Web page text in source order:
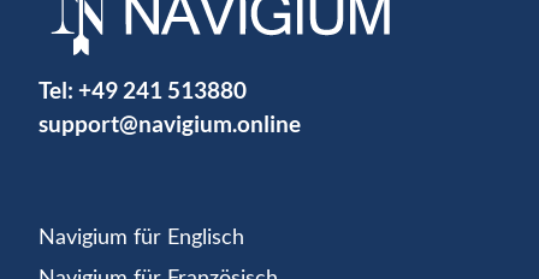
Tel: +49 241 513880
support@navigium.online
Navigium für Englisch